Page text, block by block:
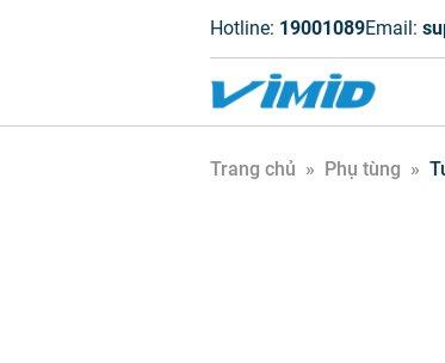
Hotline: 19001089Email:
Trang chủ » Phụ tùng »